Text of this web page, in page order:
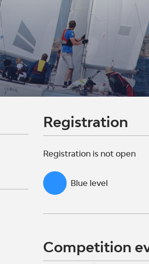
Registration
Registration is not open
Blue level
Competition